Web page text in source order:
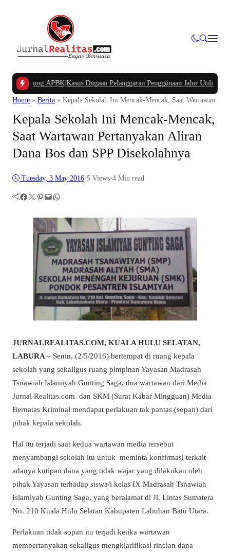
APBK|Kasus Dugaan Pelanggaran Penggunaan Jalur Utilitas Jababeka
Home » Berita » Kepala Sekolah Ini Mencak-Mencak, Saat Wartawan
Kepala Sekolah Ini Mencak-Mencak,
Saat Wartawan Pertanyakan Aliran
Dana Bos dan SPP Disekolahnya
Tuesday, 3 May 2016•5 Views•4 Min read
Facebook Twitter Pinterest Mail WhatsApp
JURNALREALITAS.COM, KUALA HULU SELATAN,
LABURA – Senin, (2/5/2016) bertempat di ruang kepala
sekolah yang sekaligus ruang pimpinan Yayasan Madrasah
Tsnawiah Islamiyah Gunting Saga, dua wartawan dari Media
Jurnal Realitas.com dan SKM (Surat Kabar Mingguan) Media
Bernatas Kriminal mendapat perlakuan tak pantas (sopan) dari
pihak kepala sekolah.
Hal itu terjadi saat kedua wartawan media tersebut
menyambangi sekolah itu untuk meminta konfirmasi terkait
adanya kutipan dana yang tidak wajar yang dilakukan oleh
pihak Yayasan terhadap siswa/i kelas IX Madrasah Tsnawiah
Islamiyah Gunting Saga, yang beralamat di Jl. Lintas Sumatera
No. 210 Kuala Hulu Selatan Kabupaten Labuhan Batu Utara.
Perlakuan tidak sopan itu terjadi ketika wartawan
mempertanyakan sekaligus mengklarifikasi rincian dana